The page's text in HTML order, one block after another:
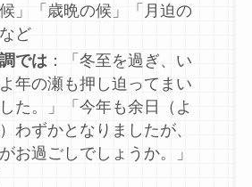
」「歳晩の候」「月迫の
ど
では ：「冬至を過ぎ、い
年の瀬も押し迫ってまい
た。」「今年も余日（よ
わずかとなりましたが、
お過ごしでしょうか。」